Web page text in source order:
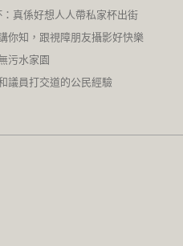
真係好想人人帶私家杯出街
你知，跟視障朋友攝影好快樂
污水家園
議員打交道的公民經驗